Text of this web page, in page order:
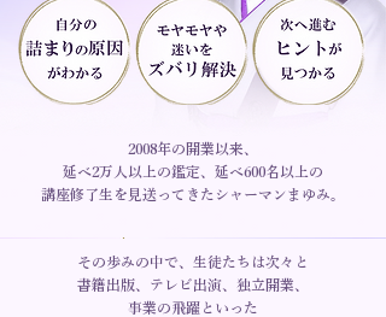
2008年の開業以来、
延べ2万人以上の鑑定、延べ600名以上の
講座修了生を見送ってきたシャーマンまゆみ。
その歩みの中で、生徒たちは次々と
書籍出版、テレビ出演、独立開業、
事業の飛躍といった